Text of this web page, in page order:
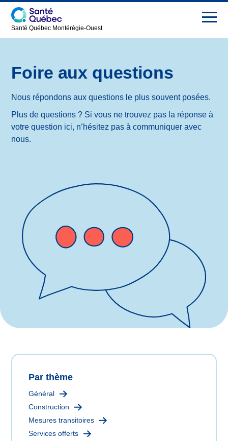
Santé Québec Montérégie-Ouest
Soulanges
Carrières
FAQ
Foire aux questions
Nous répondons aux questions le plus souvent posées.
Plus de questions ? Si vous ne trouvez pas la réponse à
votre question ici, n’hésitez pas à communiquer avec
nous.
Par thème
Général
Construction
Mesures transitoires
Services offerts